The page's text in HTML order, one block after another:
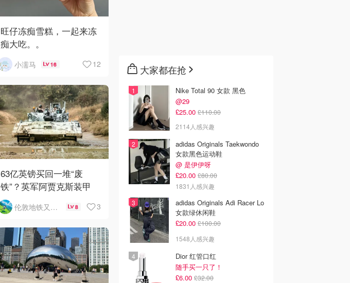
旺仔冻痴雪糕，一起来冻
痴大吃。。
小濡马 16 12
63亿英镑买回一堆“废
铁”？英军阿贾克斯装甲
车刚出库就趴窝
伦敦地铁又罢工了 8 3
大家都在抢
Nike Total 90 女款 黑色
@29
£25.00 £110.00
2114人感兴趣
adidas Originals Taekwondo
女款黑色运动鞋
@ 是伊伊呀
£20.00 £80.00
1831人感兴趣
adidas Originals Adi Racer Lo
女款绿休闲鞋
£20.00 £100.00
1548人感兴趣
Dior 红管口红
随手买一只了！
£6.00 £32.00